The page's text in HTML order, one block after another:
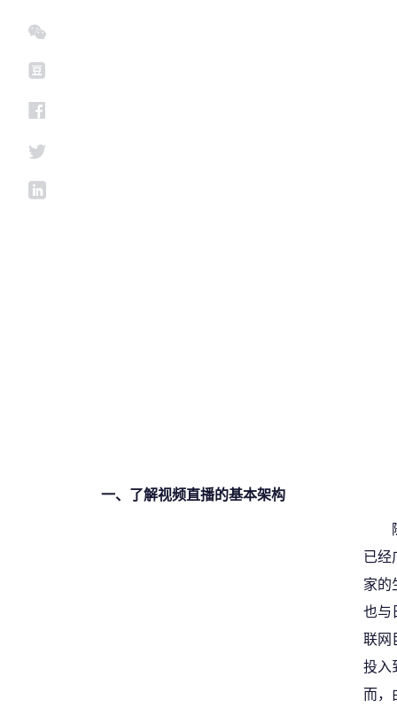
一、了解视频直播的基本架构
已经
家的
也与
联网
投入
而，